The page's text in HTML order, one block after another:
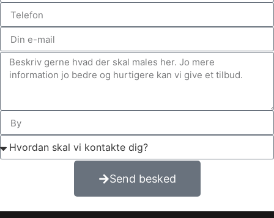
Send besked